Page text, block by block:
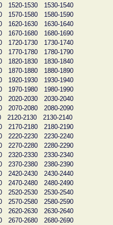
1520-1530
1530-1540
1570-1580
1580-1590
1620-1630
1630-1640
1670-1680
1680-1690
1720-1730
1730-1740
1770-1780
1780-1790
1820-1830
1830-1840
1870-1880
1880-1890
1920-1930
1930-1940
1970-1980
1980-1990
2020-2030
2030-2040
2070-2080
2080-2090
2120-2130
2130-2140
2170-2180
2180-2190
2220-2230
2230-2240
2270-2280
2280-2290
2320-2330
2330-2340
2370-2380
2380-2390
2420-2430
2430-2440
2470-2480
2480-2490
2520-2530
2530-2540
2570-2580
2580-2590
2620-2630
2630-2640
2670-2680
2680-2690